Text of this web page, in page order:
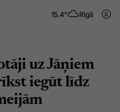
15.4° Rīgā
Pieslēgties
Tēmas
uz Jāņiem
iegūt līdz